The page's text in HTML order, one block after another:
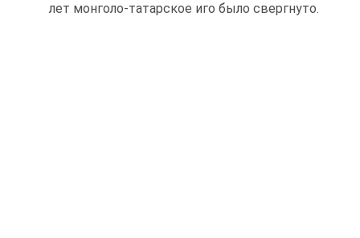
лет монголо-татарское иго было свергнуто.